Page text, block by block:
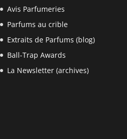
Avis Parfumeries
Parfums au crible
Extraits de Parfums (blog)
Ball-Trap Awards
La Newsletter (archives)